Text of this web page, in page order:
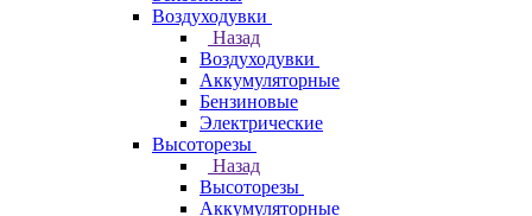
Воздуходувки
Назад
Воздуходувки
Аккумуляторные
Бензиновые
Электрические
Высоторезы
Назад
Высоторезы
Аккумуляторные